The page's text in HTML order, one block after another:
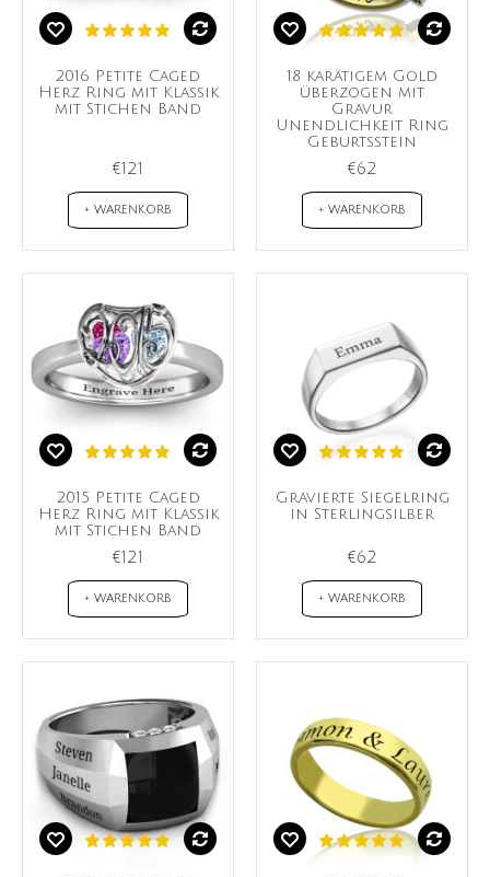
2016 Petite Caged
Herz Ring mit Klassik
mit Stichen Band
€121
+ WARENKORB
18 karätigem Gold
überzogen mit
Gravur
Unendlichkeit Ring
Geburtsstein
€62
+ WARENKORB
2015 Petite Caged
Herz Ring mit Klassik
mit Stichen Band
€121
+ WARENKORB
Gravierte Siegelring
in Sterlingsilber
€62
+ WARENKORB